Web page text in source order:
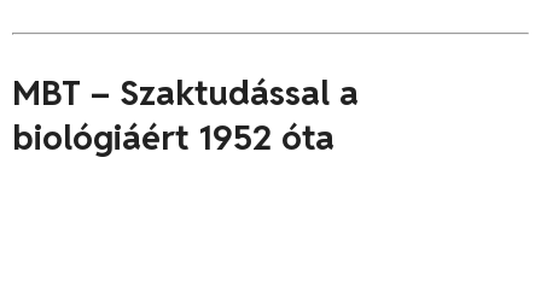
MBT – Szaktudással a
biológiáért 1952 óta